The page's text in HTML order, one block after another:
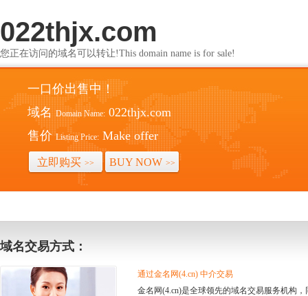
022thjx.com
您正在访问的域名可以转让!This domain name is for sale!
一口价出售中！
域名 Domain Name: 022thjx.com
售价 Listing Price: Make offer
立即购买 >> BUY NOW >>
域名交易方式：
通过金名网(4.cn) 中介交易
金名网(4.cn)是全球领先的域名交易服务机构